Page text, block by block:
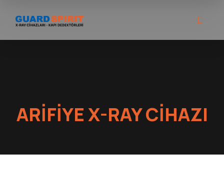
ARIFIYE X-RAY CIHAZI